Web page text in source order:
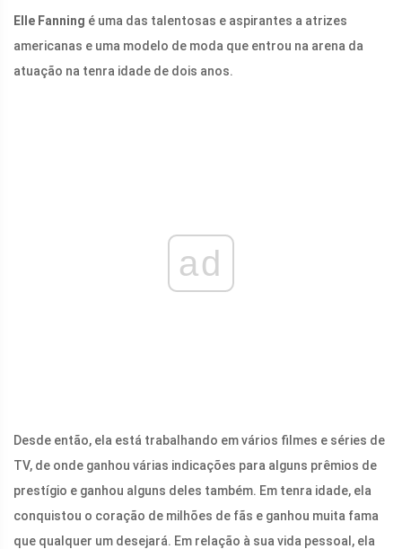
Elle Fanning é uma das talentosas e aspirantes a atrizes
americanas e uma modelo de moda que entrou na arena da
atuação na tenra idade de dois anos.
ad
Desde então, ela está trabalhando em vários filmes e séries de
TV, de onde ganhou várias indicações para alguns prêmios de
prestígio e ganhou alguns deles também. Em tenra idade, ela
conquistou o coração de milhões de fãs e ganhou muita fama
que qualquer um desejará. Em relação à sua vida pessoal, ela